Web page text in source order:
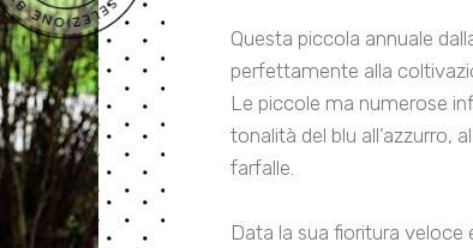
Questa piccola annuale
perfettamente alla
Le piccole ma numerose
tonalità del blu all’azzurro,
farfalle.
Data la sua fioritura veloce